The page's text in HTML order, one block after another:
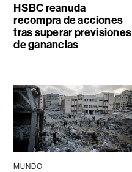
HSBC reanuda
recompra de acciones
tras superar previsiones
de ganancias
MUNDO